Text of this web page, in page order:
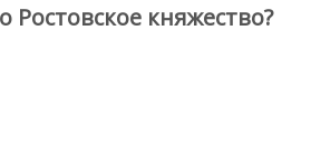
княжество?